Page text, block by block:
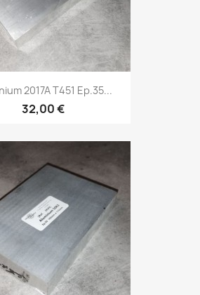
2017A T451 Ep.35...
32,00 €